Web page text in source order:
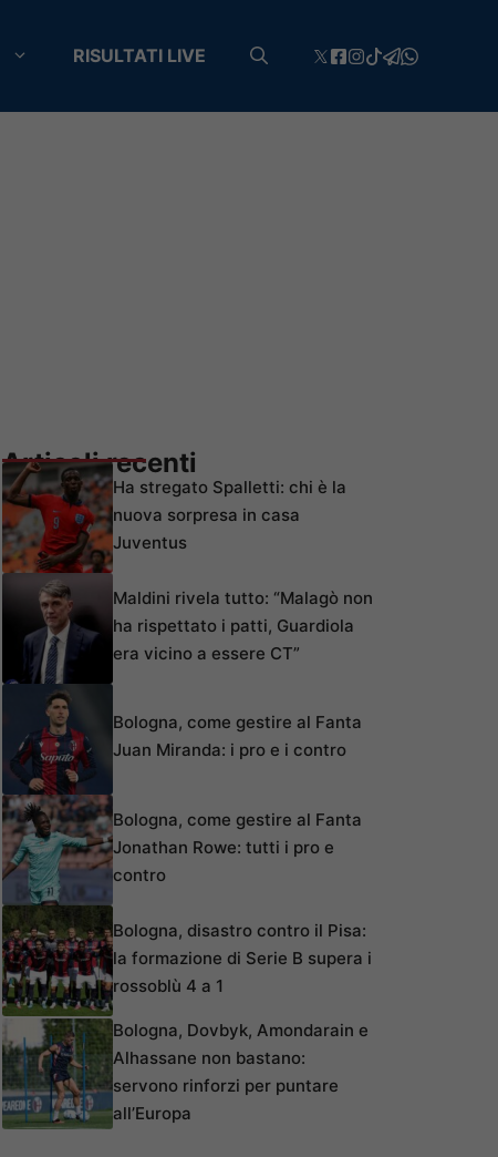
RISULTATI LIVE
Articoli recenti
Ha stregato Spalletti: chi è la
nuova sorpresa in casa
Juventus
Maldini rivela tutto: “Malagò non
ha rispettato i patti, Guardiola
era vicino a essere CT”
Bologna, come gestire al Fanta
Juan Miranda: i pro e i contro
Bologna, come gestire al Fanta
Jonathan Rowe: tutti i pro e
contro
Bologna, disastro contro il Pisa:
la formazione di Serie B supera i
rossoblù 4 a 1
Bologna, Dovbyk, Amondarain e
Alhassane non bastano:
servono rinforzi per puntare
all’Europa